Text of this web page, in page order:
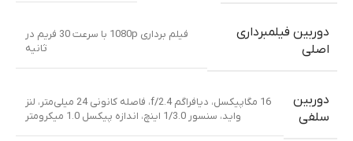
دوربین فیلمبرداری
اصلی
فیلم برداری 1080p با سرعت 30 فریم در
ثانیه
دوربین
سلفی
16 مگاپیکسل، دیافراگم f/2.4، فاصله کانونی 24 میلی‌متر، لنز
واید، سنسور 1/3.0 اینچ، اندازه پیکسل 1.0 میکرومتر